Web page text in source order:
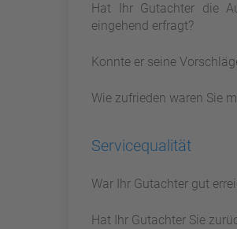
Hat Ihr Gutachter die
eingehend erfragt?
Konnte er seine
Wie zufrieden waren Sie
Servicequalität
War Ihr Gutachter gut
Hat Ihr Gutachter Sie